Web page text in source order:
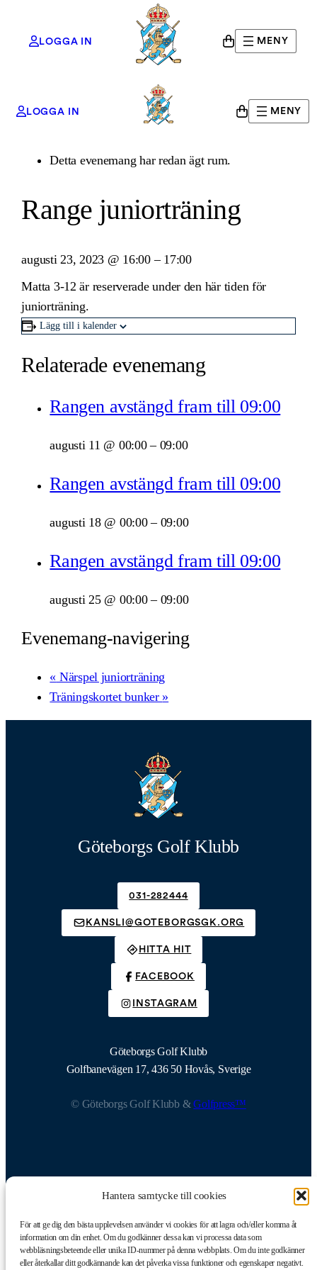
Hantera samtycke till cookies
För att ge dig den bästa upplevelsen använder vi cookies för att lagra och/eller komma åt
information om din enhet. Om du godkänner dessa kan vi processa data som
webbläsningsbeteende eller unika ID-nummer på denna webbplats. Om du inte godkänner
eller återkallar ditt godkännande kan det påverka vissa funktioner och egenskaper negativt.
LOGGA IN MENY
LOGGA IN MENY
Detta evenemang har redan ägt rum.
Range juniorträning
augusti 23, 2023 @ 16:00– 17:00
Matta 3-12 är reserverade under den här tiden för
juniorträning.
Lägg till i kalender
Relaterade evenemang
Rangen avstängd fram till 09:00
augusti 11 @ 00:00– 09:00
Rangen avstängd fram till 09:00
augusti 18 @ 00:00– 09:00
Rangen avstängd fram till 09:00
augusti 25 @ 00:00– 09:00
Evenemang-navigering
« Närspel juniorträning
Träningskortet bunker »
Göteborgs Golf Klubb
031-282444
KANSLI@GOTEBORGSGK.ORG
HITTA HIT
FACEBOOK
INSTAGRAM
Göteborgs Golf Klubb
Golfbanevägen 17, 436 50 Hovås, Sverige
© Göteborgs Golf Klubb &Golfpress™
436 50 Hovås, Sverige